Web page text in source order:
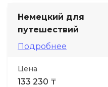
Немецкий для
путешествий
Подробнее
Цена
133 230 ₸